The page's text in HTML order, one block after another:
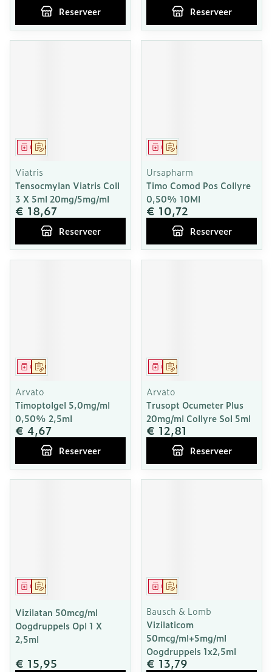
Reserveer Reserveer
Op voorschrift
Geneesmiddel
Viatris
Tensocmylan Viatris Coll
3 X 5ml 20mg/5mg/ml
€ 18,67
Reserveer
Op voorschrift
Geneesmiddel
Ursapharm
Timo Comod Pos Collyre
0,50% 10Ml
€ 10,72
Reserveer
Op voorschrift
Geneesmiddel
Arvato
Timoptolgel 5,0mg/ml
0,50% 2,5ml
€ 4,67
Reserveer
Op voorschrift
Geneesmiddel
Arvato
Trusopt Ocumeter Plus
20mg/ml Collyre Sol 5ml
€ 12,81
Reserveer
Op voorschrift
Geneesmiddel
Vizilatan 50mcg/ml
Oogdruppels Opl 1 X
2,5ml
€ 15,95
Op voorschrift
Geneesmiddel
Bausch & Lomb
Vizilaticom
50mcg/ml+5mg/ml
Oogdruppels 1x2,5ml
€ 13,79